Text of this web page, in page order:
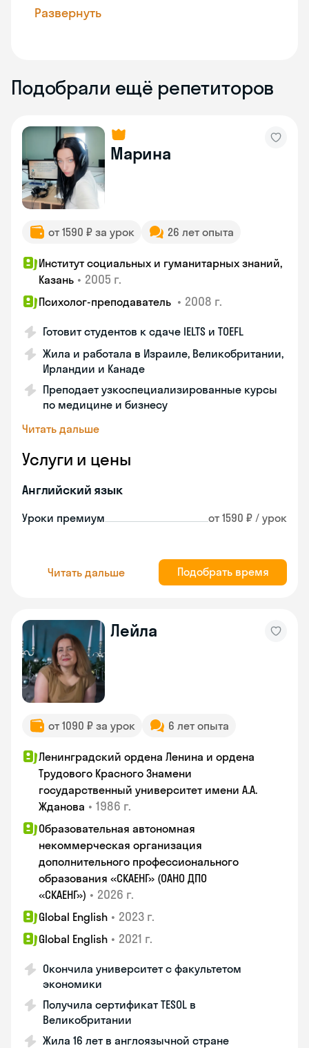
Развернуть
Подобрали ещё репетиторов
Марина
от 1590 ₽ за урок 26 лет опыта
Институт социальных и гуманитарных знаний,
Казань • 2005 г.
Психолог-преподаватель • 2008 г.
Готовит студентов к сдаче IELTS и TOEFL
Жила и работала в Израиле, Великобритании,
Ирландии и Канаде
Преподает узкоспециализированные курсы
по медицине и бизнесу
Читать дальше
Услуги и цены
Английский язык
Уроки премиум от 1590 ₽ / урок
Читать дальше Подобрать время
Лейла
от 1090 ₽ за урок 6 лет опыта
Ленинградский ордена Ленина и ордена
Трудового Красного Знамени
государственный университет имени А.А.
Жданова • 1986 г.
Образовательная автономная
некоммерческая организация
дополнительного профессионального
образования «СКАЕНГ» (ОАНО ДПО
«СКАЕНГ») • 2026 г.
Global English • 2023 г.
Global English • 2021 г.
Окончила университет с факультетом
экономики
Получила сертификат TESOL в
Великобритании
Жила 16 лет в англоязычной стране